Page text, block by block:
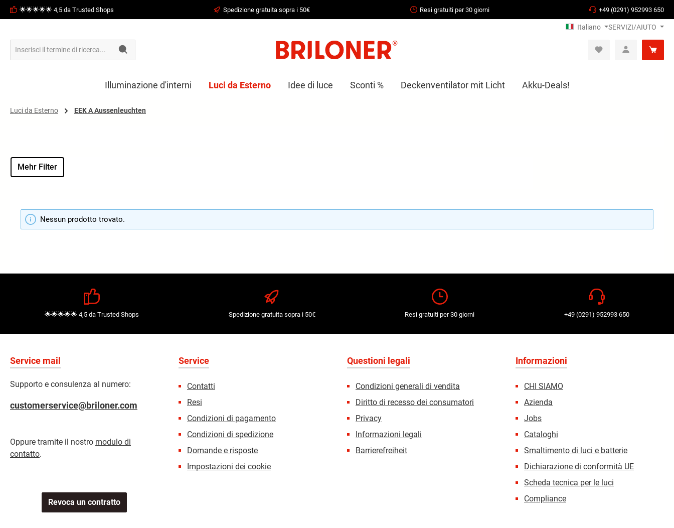
Passa alla navigazione principale
🌟🌟🌟🌟🌟 4,5 da Trusted Shops Spedizione gratuita sopra i 50€ Resi gratuiti per 30 giorni +49 (0291) 952993 650
Italiano SERVIZI/AIUTO
Illuminazione d'interni Luci da Esterno Idee di luce Sconti % Deckenventilator mit Licht Akku-Deals!
Luci da Esterno EEK A Aussenleuchten
Mehr Filter
Nessun prodotto trovato.
🌟🌟🌟🌟🌟 4,5 da Trusted Shops Spedizione gratuita sopra i 50€ Resi gratuiti per 30 giorni +49 (0291) 952993 650
Service mail
Supporto e consulenza al numero:
customerservice@briloner.com
Oppure tramite il nostro modulo di
contatto.
Revoca un contratto
Service
Contatti
Resi
Condizioni di pagamento
Condizioni di spedizione
Domande e risposte
Impostazioni dei cookie
Questioni legali
Condizioni generali di vendita
Diritto di recesso dei consumatori
Privacy
Informazioni legali
Barrierefreiheit
Informazioni
CHI SIAMO
Azienda
Jobs
Cataloghi
Smaltimento di luci e batterie
Dichiarazione di conformità UE
Scheda tecnica per le luci
Compliance